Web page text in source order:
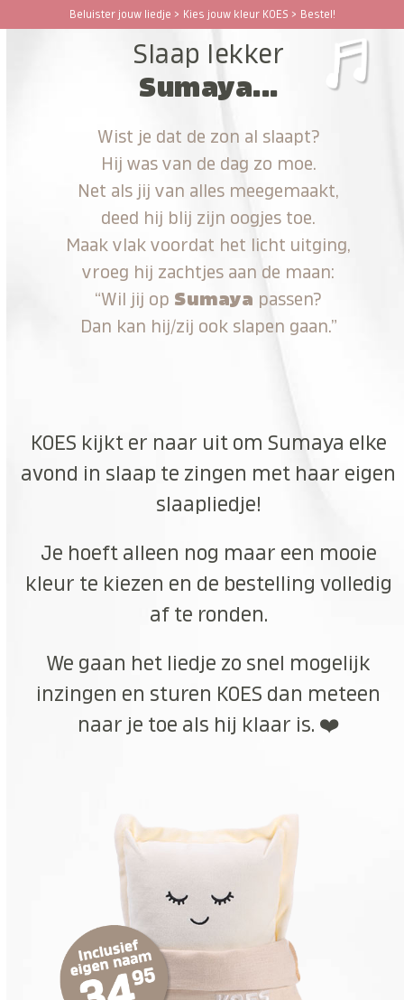
Beluister jouw liedje > Kies jouw kleur KOES > Bestel!
Open
Close
Slaap lekker
Sumaya...
Wist je dat de zon al slaapt?
Hij was van de dag zo moe.
Net als jij van alles meegemaakt,
deed hij blij zijn oogjes toe.
Maak vlak voordat het licht uitging,
vroeg hij zachtjes aan de maan:
“Wil jij op Sumaya passen?
Dan kan hij/zij ook slapen gaan.”
KOES kijkt er naar uit om Sumaya elke
avond in slaap te zingen met haar eigen
slaapliedje!
Je hoeft alleen nog maar een mooie
kleur te kiezen en de bestelling volledig
af te ronden.
We gaan het liedje zo snel mogelijk
inzingen en sturen KOES dan meteen
naar je toe als hij klaar is. ❤️